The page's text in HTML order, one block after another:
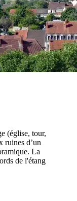
(église, tour,
ruines d’un
La
de l'étang